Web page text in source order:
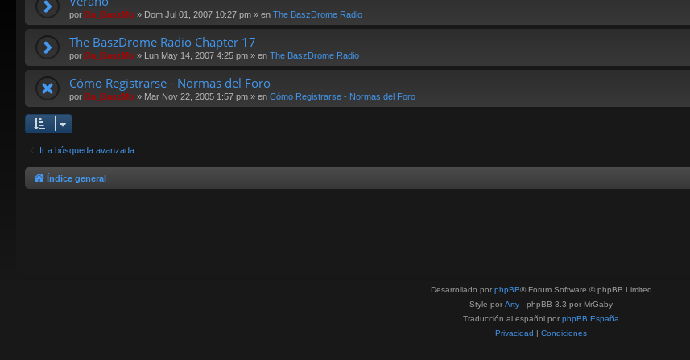
por Da_BaszMo » Dom Jul 01, 2007 10:27 pm » en The BaszDrome Radio
The BaszDrome Radio Chapter 17
por Da_BaszMo » Lun May 14, 2007 4:25 pm » en The BaszDrome Radio
Cómo Registrarse - Normas del Foro
por Da_BaszMo » Mar Nov 22, 2005 1:57 pm » en Cómo Registrarse - Normas del Foro
Ir a búsqueda avanzada
Índice general
Desarrollado por phpBB® Forum Software © phpBB Limited
Style por Arty - phpBB 3.3 por MrGaby
Traducción al español por phpBB España
Privacidad | Condiciones